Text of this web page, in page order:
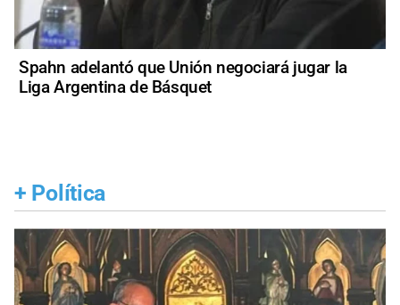
Spahn adelantó que Unión negociará jugar la
Liga Argentina de Básquet
+ Política